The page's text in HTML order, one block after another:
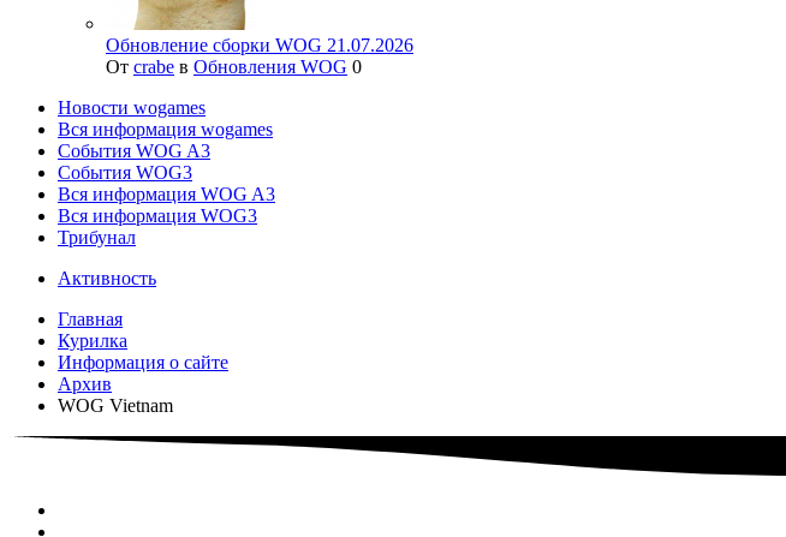
Обновление сборки WOG 21.07.2026
От crabe в Обновления WOG 0
Новости wogames
Вся информация wogames
События WOG A3
События WOG3
Вся информация WOG A3
Вся информация WOG3
Трибунал
Активность
Главная
Курилка
Информация о сайте
Архив
WOG Vietnam